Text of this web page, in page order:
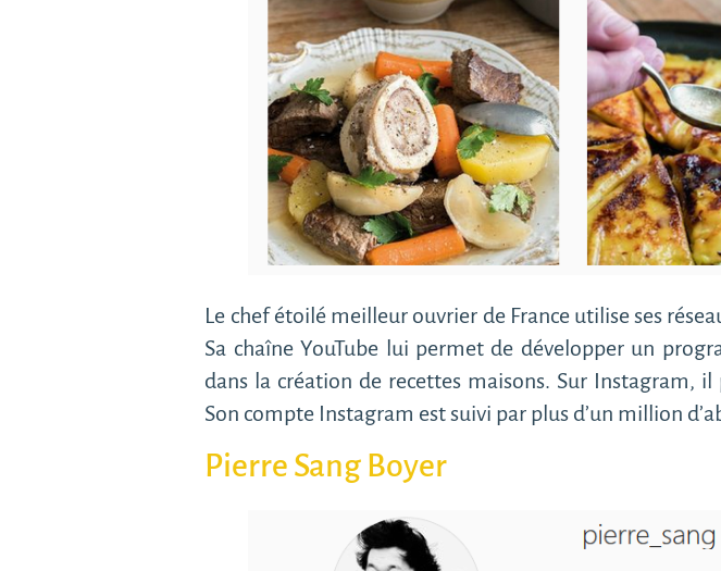
Le chef étoilé meilleur ouvrier de France utilise ses
Sa chaîne YouTube lui permet de développer un
dans la création de recettes maisons. Sur Instagram,
Son compte Instagram est suivi par plus d’un million
Pierre Sang Boyer